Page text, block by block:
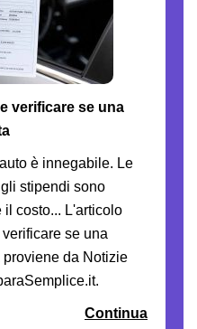
verificare se una
è innegabile. Le
stipendi sono
il costo... L'articolo
se una
da Notizie
Continua